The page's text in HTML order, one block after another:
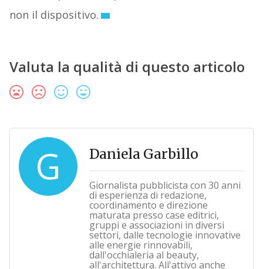
non il dispositivo.
Valuta la qualità di questo articolo
G Daniela Garbillo
Giornalista pubblicista con 30 anni
di esperienza di redazione,
coordinamento e direzione
maturata presso case editrici,
gruppi e associazioni in diversi
settori, dalle tecnologie innovative
alle energie rinnovabili,
dall'occhialeria al beauty,
all'architettura. All'attivo anche